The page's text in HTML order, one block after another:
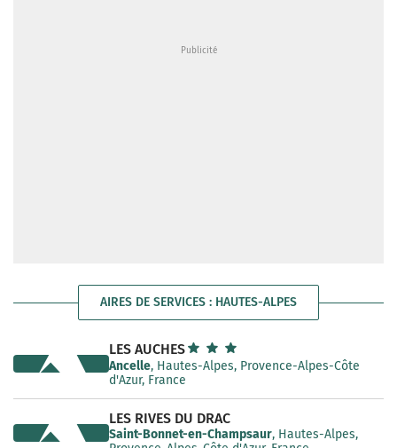
AIRES DE SERVICES : HAUTES-ALPES
LES AUCHES
Ancelle, Hautes-Alpes, Provence-Alpes-Côte
d'Azur, France
LES RIVES DU DRAC
Saint-Bonnet-en-Champsaur, Hautes-Alpes,